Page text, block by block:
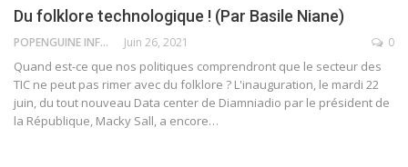
Du folklore technologique ! (Par Basile Niane)
POPENGUINE INFO Juin 26, 2021 0
Quand est-ce que nos politiques comprendront que le secteur des
TIC ne peut pas rimer avec du folklore ? L'inauguration, le mardi 22
juin, du tout nouveau Data center de Diamniadio par le président de
la République, Macky Sall, a encore…